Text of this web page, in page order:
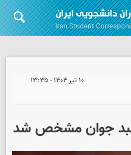
۱۰ تیر ۱۴۰۴ - ۱۳:۳۵
جوان مشخص شد